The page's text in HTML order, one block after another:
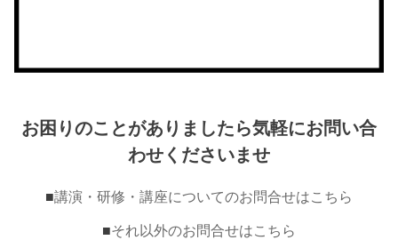
お困りのことがありましたら気軽にお問い合
わせくださいませ
■講演・研修・講座についてのお問合せはこちら
■それ以外のお問合せはこちら